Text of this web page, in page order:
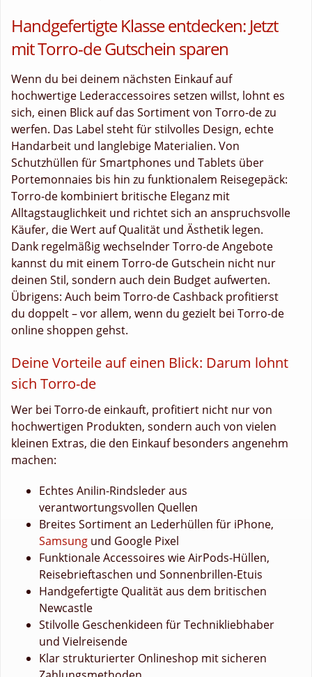
Handgefertigte Klasse entdecken: Jetzt
mit Torro-de Gutschein sparen
Wenn du bei deinem nächsten Einkauf auf
hochwertige Lederaccessoires setzen willst, lohnt es
sich, einen Blick auf das Sortiment von Torro-de zu
werfen. Das Label steht für stilvolles Design, echte
Handarbeit und langlebige Materialien. Von
Schutzhüllen für Smartphones und Tablets über
Portemonnaies bis hin zu funktionalem Reisegepäck:
Torro-de kombiniert britische Eleganz mit
Alltagstauglichkeit und richtet sich an anspruchsvolle
Käufer, die Wert auf Qualität und Ästhetik legen.
Dank regelmäßig wechselnder Torro-de Angebote
kannst du mit einem Torro-de Gutschein nicht nur
deinen Stil, sondern auch dein Budget aufwerten.
Übrigens: Auch beim Torro-de Cashback profitierst
du doppelt – vor allem, wenn du gezielt bei Torro-de
online shoppen gehst.
Deine Vorteile auf einen Blick: Darum lohnt
sich Torro-de
Wer bei Torro-de einkauft, profitiert nicht nur von
hochwertigen Produkten, sondern auch von vielen
kleinen Extras, die den Einkauf besonders angenehm
machen:
Echtes Anilin-Rindsleder aus
verantwortungsvollen Quellen
Breites Sortiment an Lederhüllen für iPhone,
Samsung und Google Pixel
Funktionale Accessoires wie AirPods-Hüllen,
Reisebrieftaschen und Sonnenbrillen-Etuis
Handgefertigte Qualität aus dem britischen
Newcastle
Stilvolle Geschenkideen für Technikliebhaber
und Vielreisende
Klar strukturierter Onlineshop mit sicheren